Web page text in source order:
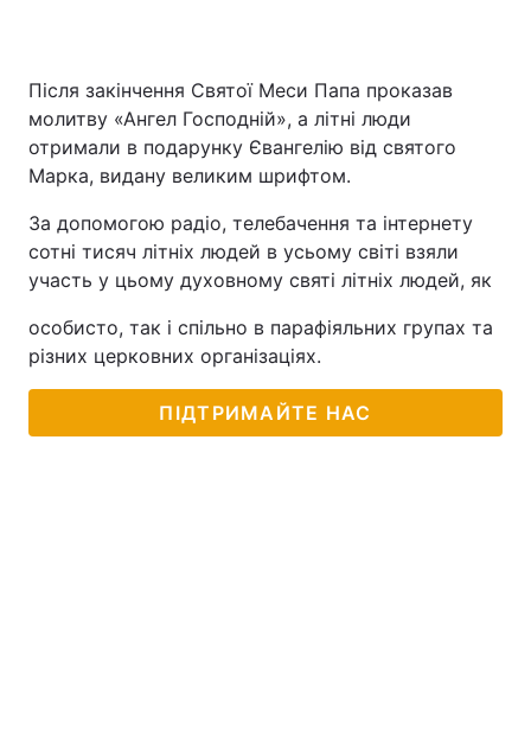
Після закінчення Святої Меси Папа проказав
молитву «Ангел Господній», а літні люди
отримали в подарунку Євангелію від святого
Марка, видану великим шрифтом.
За допомогою радіо, телебачення та інтернету
сотні тисяч літніх людей в усьому світі взяли
участь у цьому духовному святі літніх людей, як
особисто, так і спільно в парафіяльних групах та
різних церковних організаціях.
ПІДТРИМАЙТЕ НАС